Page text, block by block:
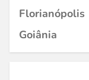
Florianópolis
Goiânia